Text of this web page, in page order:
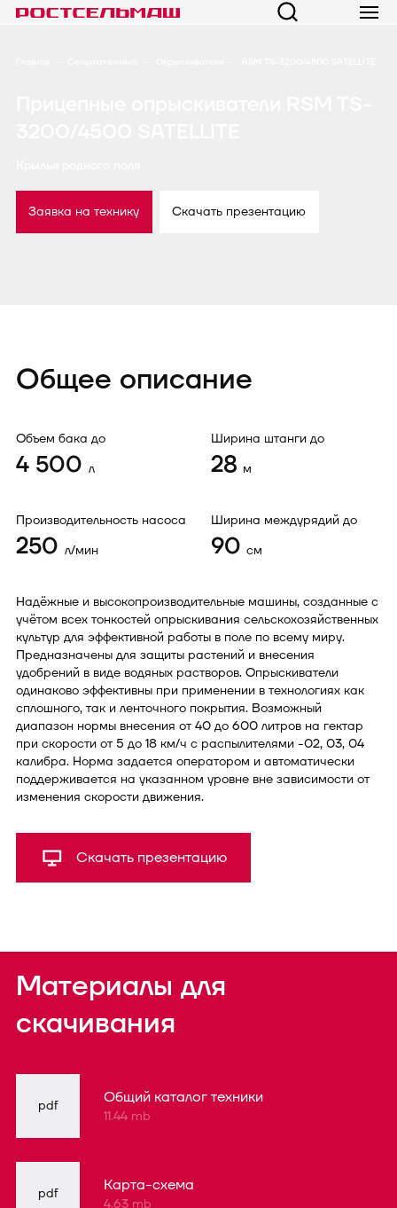
Заявка на технику Скачать презентацию
Общее описание
Объем бака до
4 500 л
Ширина штанги до
28 м
Производительность насоса
250 л/мин
Ширина междурядий до
90 см
Надёжные и высокопроизводительные машины, созданные с
учётом всех тонкостей опрыскивания сельскохозяйственных
культур для эффективной работы в поле по всему миру.
Предназначены для защиты растений и внесения
удобрений в виде водяных растворов. Опрыскиватели
одинаково эффективны при применении в технологиях как
сплошного, так и ленточного покрытия. Возможный
диапазон нормы внесения от 40 до 600 литров на гектар
при скорости от 5 до 18 км/ч с распылителями -02, 03, 04
калибра. Норма задается оператором и автоматически
поддерживается на указанном уровне вне зависимости от
изменения скорости движения.
Скачать презентацию
Материалы для
скачивания
pdf Общий каталог техники
11.44 mb
pdf Карта-схема
4.63 mb